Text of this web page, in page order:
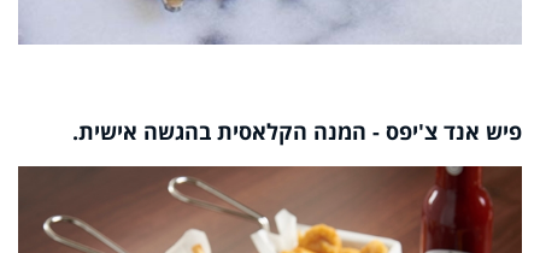
פיש אנד צ'יפס - המנה הקלאסית בהגשה אישית.